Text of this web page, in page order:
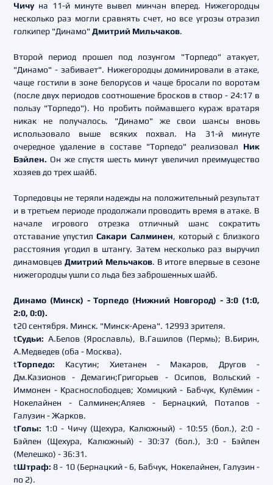
Чичуна 11-й минуте вывел минчан вперед. Нижегородцы
несколько раз могли сравнять счет, но все угрозы отразил
голкипер "Динамо" Дмитрий Мильчаков.
Второй период прошел под лозунгом "Торпедо" атакует,
"Динамо" - забивает". Нижегородцы доминировали в атаке,
чаще гостили в зоне белорусов и чаще бросали по воротам
(после двух периодов соотношение бросков в створ - 24:17 в
пользу "Торпедо"). Но пробить поймавшего кураж вратаря
никак не получалось. "Динамо" же свои шансы вновь
использовало выше всяких похвал. На 31-й минуте
очередное удаление в составе "Торпедо" реализовал Ник
Бэйлен. Он же спустя шесть минут увеличил преимущество
хозяев до трех шайб.
Торпедовцы не теряли надежды на положительный результат
и в третьем периоде продолжали проводить время в атаке. В
начале игрового отрезка отличный шанс сократить
отставание упустилСакари Салминен, который с близкого
расстояния угодил в штангу. Затем несколько раз выручил
динамовцев Дмитрий Мельчаков. В итоге впервые в сезоне
нижегородцы ушли со льда без заброшенных шайб.
Динамо (Минск) - Торпедо (Нижний Новгород) - 3:0 (1:0,
2:0, 0:0).
t20 сентября. Минск. "Минск-Арена". 12993 зрителя.
tСудьи: А.Белов (Ярославль), В.Гашилов (Пермь); В.Бирин,
А.Медведев (оба - Москва).
tТорпедо: Касутин; Хиетанен - Макаров, Другов -
Дм.Казионов - Демагин;Григорьев - Осипов, Вольский -
Иммонен - Краснослободцев; Хомицкий - Бабчук, Кулёмин -
Нокелайнен - Салминен;Аляев - Бернацкий, Потапов -
Галузин - Жарков.
tГолы: 1:0 - Чичу (Щехура, Калюжный) - 10:55 (бол.), 2:0 -
Бэйлен (Щехура, Калюжный) - 30:37 (бол.), 3:0 - Бэйлен
(Мелешко) - 36:31.
tШтраф: 8 - 10 (Бернацкий - 6, Бабчук, Нокелайнен, Галузин -
по 2).